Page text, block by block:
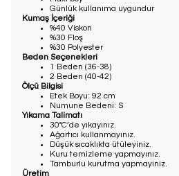
Günlük kullanıma uygundur
Kumaş İçeriği
%40 Viskon
%30 Floş
%30 Polyester
Beden Seçenekleri
1 Beden (36-38)
2 Beden (40-42)
Ölçü Bilgisi
Etek Boyu: 92 cm
Numune Bedeni: S
Yıkama Talimatı
30°C’de yıkayınız.
Ağartıcı kullanmayınız.
Düşük sıcaklıkta ütüleyiniz.
Kuru temizleme yapmayınız.
Tamburlu kurutma yapmayiniz.
Üretim